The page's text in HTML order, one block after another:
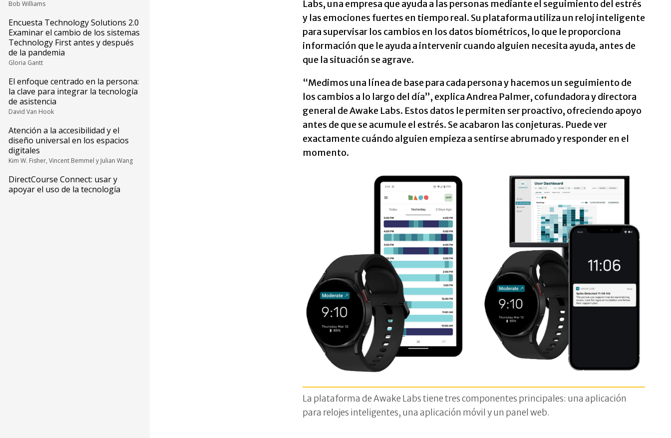
Bob Williams
Encuesta Technology Solutions 2.0
Examinar el cambio de los sistemas
Technology First antes y después
de la pandemia
Gloria Gantt
El enfoque centrado en la persona:
la clave para integrar la tecnología
de asistencia
David Van Hook
Atención a la accesibilidad y el
diseño universal en los espacios
digitales
Kim W. Fisher, Vincent Bemmel y Julian Wang
DirectCourse Connect: usar y
apoyar el uso de la tecnología
Labs, una empresa que ayuda a las personas mediante el seguimiento del estrés
y las emociones fuertes en tiempo real. Su plataforma utiliza un reloj inteligente
para supervisar los cambios en los datos biométricos, lo que le proporciona
información que le ayuda a intervenir cuando alguien necesita ayuda, antes de
que la situación se agrave.
“Medimos una línea de base para cada persona y hacemos un seguimiento de
los cambios a lo largo del día”, explica Andrea Palmer, cofundadora y directora
general de Awake Labs. Estos datos le permiten ser proactivo, ofreciendo apoyo
antes de que se acumule el estrés. Se acabaron las conjeturas. Puede ver
exactamente cuándo alguien empieza a sentirse abrumado y responder en el
momento.
La plataforma de Awake Labs tiene tres componentes principales: una aplicación
para relojes inteligentes, una aplicación móvil y un panel web.